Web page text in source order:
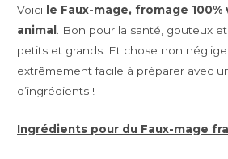
Voici le Faux-mage, fromage
animal . Bon pour la santé, gouteux et
petits et grands. Et chose non
extrêmement facile à préparer avec
d’ingrédients !
Ingrédients pour du Faux-mage